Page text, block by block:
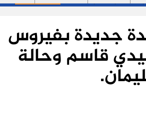
جديدة بفيروس
قاسم وحالة